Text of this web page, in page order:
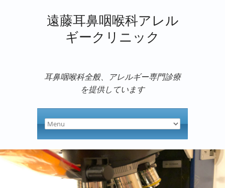
遠藤耳鼻咽喉科アレル
ギークリニック
耳鼻咽喉科全般、アレルギー専門診療
を提供しています